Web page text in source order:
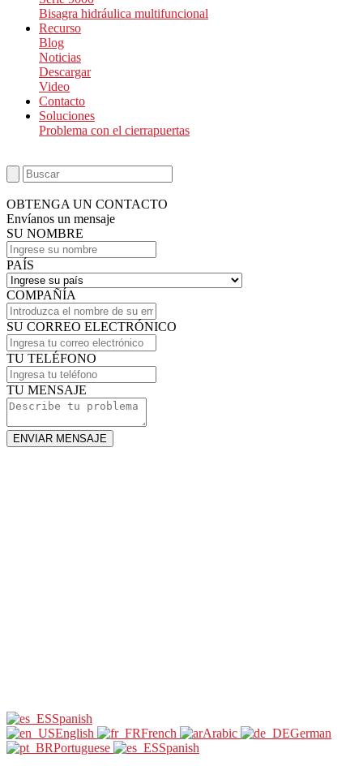
Bisagra hidráulica multifuncional
Recurso
Blog
Noticias
Descargar
Video
Contacto
Soluciones
Problema con el cierrapuertas
OBTENGA UN CONTACTO
Envíanos un mensaje
SU NOMBRE
PAÍS
COMPAÑÍA
SU CORREO ELECTRÓNICO
TU TELÉFONO
TU MENSAJE
ENVIAR MENSAJE
Spanish
English
French Arabic
German
Portuguese
Spanish